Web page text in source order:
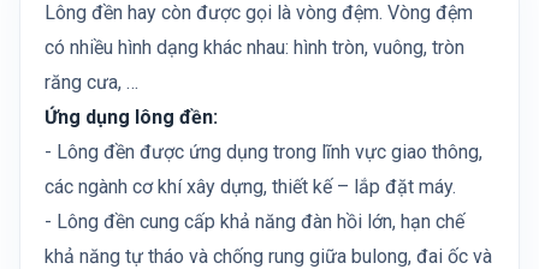
Lông đền hay còn được gọi là vòng đệm. Vòng đệm
có nhiều hình dạng khác nhau: hình tròn, vuông, tròn
răng cưa, …
Ứng dụng lông đền:
- Lông đền được ứng dụng trong lĩnh vực giao thông,
các ngành cơ khí xây dựng, thiết kế – lắp đặt máy.
- Lông đền cung cấp khả năng đàn hồi lớn, hạn chế
khả năng tự tháo và chống rung giữa bulong, đai ốc và